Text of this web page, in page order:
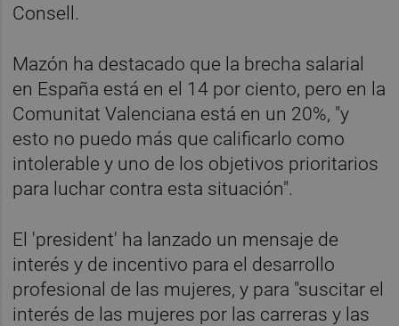
Consell.
Mazón ha destacado que la brecha salarial
en España está en el 14 por ciento, pero en la
Comunitat Valenciana está en un 20%, "y
esto no puedo más que calificarlo como
intolerable y uno de los objetivos prioritarios
para luchar contra esta situación".
El 'president' ha lanzado un mensaje de
interés y de incentivo para el desarrollo
profesional de las mujeres, y para "suscitar el
interés de las mujeres por las carreras y las